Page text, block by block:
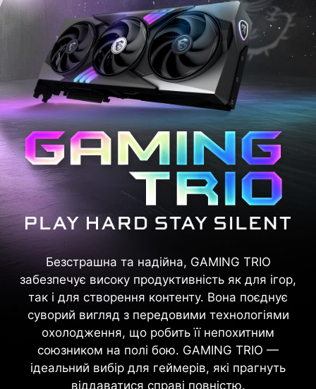
Безстрашна та надійна, GAMING TRIO
забезпечує високу продуктивність як для ігор,
так і для створення контенту. Вона поєднує
суворий вигляд з передовими технологіями
охолодження, що робить її непохитним
союзником на полі бою. GAMING TRIO —
ідеальний вибір для геймерів, які прагнуть
віддаватися справі повністю.